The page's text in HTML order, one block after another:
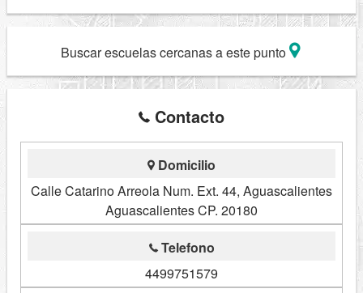
Buscar escuelas cercanas a este punto
Contacto
Domicilio
Calle Catarino Arreola Num. Ext. 44, Aguascalientes
Aguascalientes CP. 20180
Telefono
4499751579